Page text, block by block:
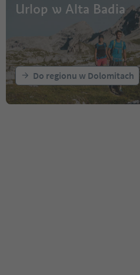
Urlop w Alta Badia
Do regionu w Dolomitach